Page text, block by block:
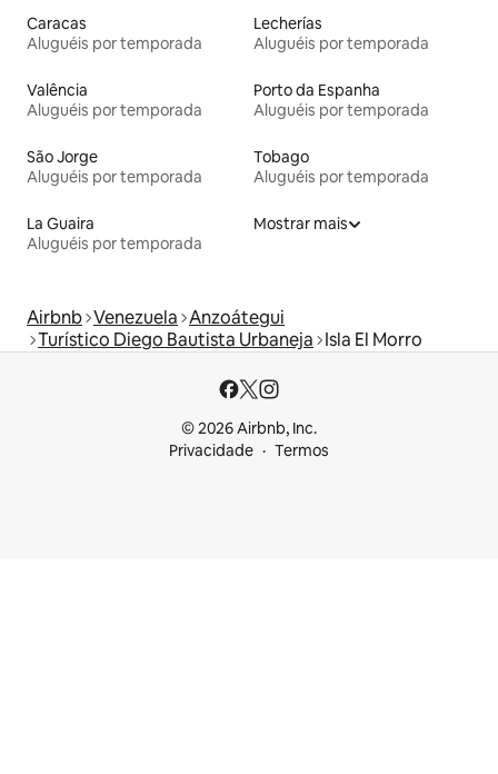
Caracas
Aluguéis por temporada
Lecherías
Aluguéis por temporada
Valência
Aluguéis por temporada
Porto da Espanha
Aluguéis por temporada
São Jorge
Aluguéis por temporada
Tobago
Aluguéis por temporada
La Guaira
Aluguéis por temporada
Mostrar mais
Airbnb Venezuela Anzoátegui
Turístico Diego Bautista Urbaneja Isla El Morro
© 2026 Airbnb, Inc.
Privacidade
Termos